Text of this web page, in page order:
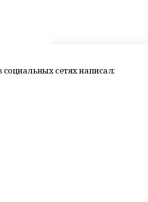
социальных сетях написал: